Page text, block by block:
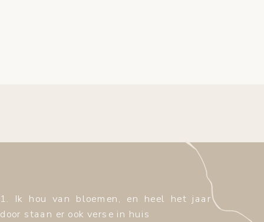
1. Ik hou van bloemen, en heel het jaar
door staan er ook verse in huis